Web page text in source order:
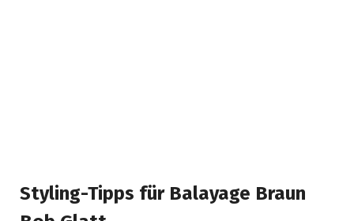
Styling-Tipps für Balayage Braun